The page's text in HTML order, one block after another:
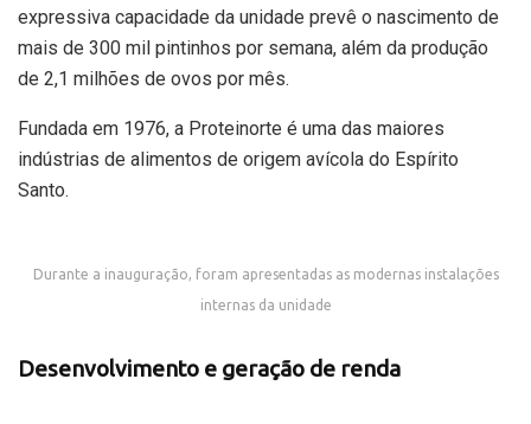
expressiva capacidade da unidade prevê o nascimento de
mais de 300 mil pintinhos por semana, além da produção
de 2,1 milhões de ovos por mês.
Fundada em 1976, a Proteinorte é uma das maiores
indústrias de alimentos de origem avícola do Espírito
Santo.
Durante a inauguração, foram apresentadas as modernas instalações
internas da unidade
Desenvolvimento e geração de renda